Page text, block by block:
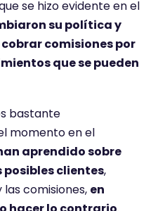
se hizo evidente en el
su política y
comisiones por
que se pueden
bastante
momento en el
aprendido sobre
clientes,
comisiones, en